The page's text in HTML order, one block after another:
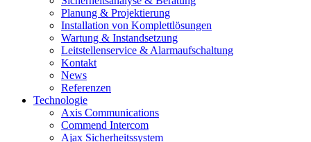
Planung & Projektierung​
Installation von Komplettlösungen
Wartung & Instandsetzung
Leitstellenservice & Alarmaufschaltung
Kontakt
News
Referenzen
Technologie
Axis Communications
Commend Intercom
Ajax Sicherheitssystem​